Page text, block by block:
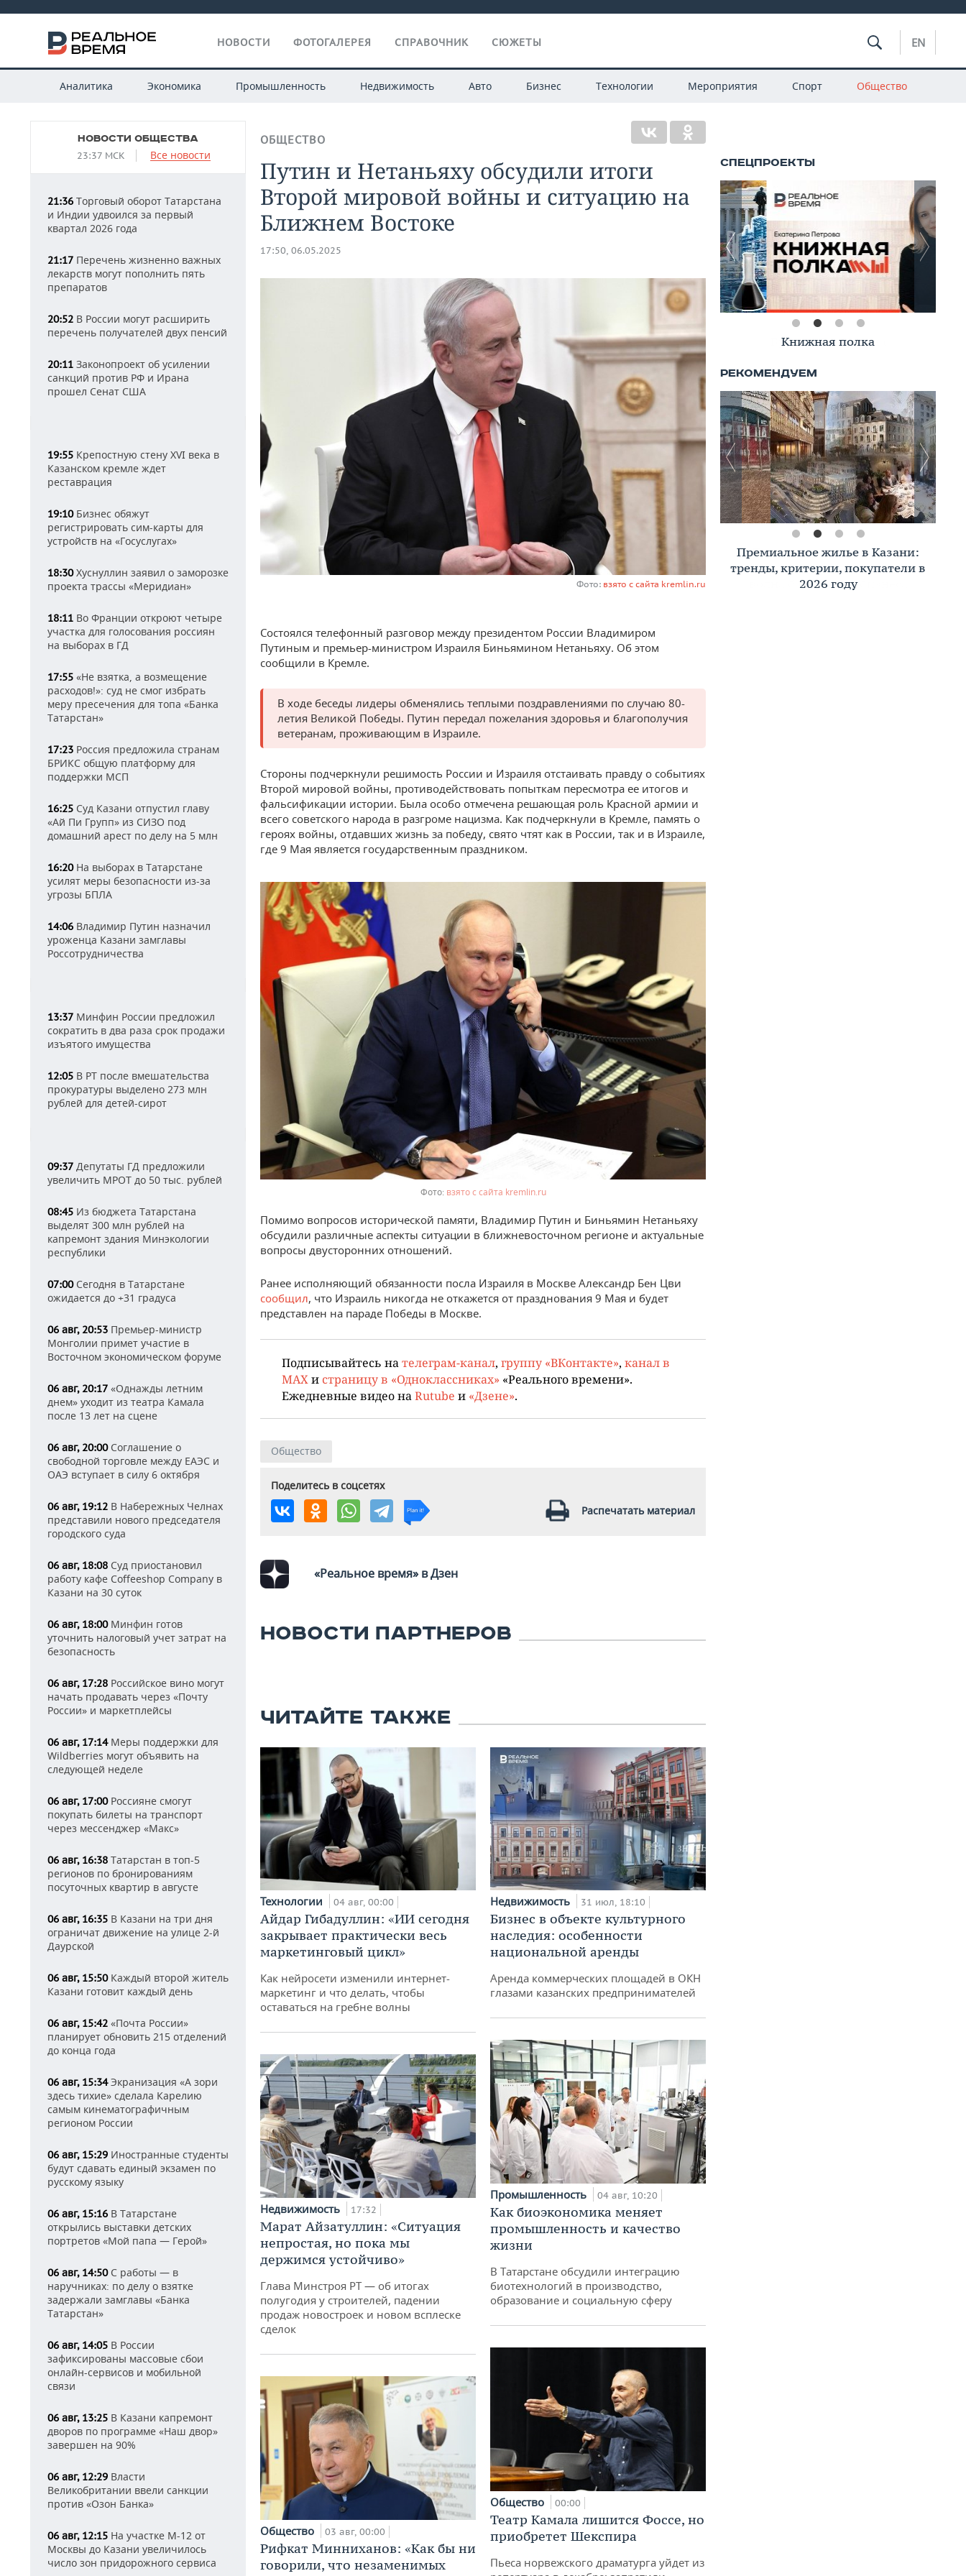
НОВОСТИ ФОТОГАЛЕРЕЯ СПРАВОЧНИК СЮЖЕТЫ EN
Аналитика Экономика Промышленность Недвижимость Авто Бизнес Технологии Мероприятия Спорт Общество
НОВОСТИ ОБЩЕСТВА
23:37 МСК Все новости
21:36 Торговый оборот Татарстана
и Индии удвоился за первый
квартал 2026 года
21:17 Перечень жизненно важных
лекарств могут пополнить пять
препаратов
20:52 В России могут расширить
перечень получателей двух пенсий
20:11 Законопроект об усилении
санкций против РФ и Ирана
прошел Сенат США
19:55 Крепостную стену XVI века в
Казанском кремле ждет
реставрация
19:10Бизнес обяжут
регистрировать сим-карты для
устройств на «Госуслугах»
18:30Хуснуллин заявил о заморозке
проекта трассы «Меридиан»
18:11 Во Франции откроют четыре
участка для голосования россиян
на выборах в ГД
17:55 «Не взятка, а возмещение
расходов!»: суд не смог избрать
меру пресечения для топа «Банка
Татарстан»
17:23 Россия предложила странам
БРИКС общую платформу для
поддержки МСП
16:25 Суд Казани отпустил главу
«Ай Пи Групп» из СИЗО под
домашний арест по делу на 5 млн
16:20На выборах в Татарстане
усилят меры безопасности из-за
угрозы БПЛА
14:06 Владимир Путин назначил
уроженца Казани замглавы
Россотрудничества
13:37 Минфин России предложил
сократить в два раза срок продажи
изъятого имущества
12:05 В РТ после вмешательства
прокуратуры выделено 273 млн
рублей для детей-сирот
09:37 Депутаты ГД предложили
увеличить МРОТ до 50 тыс. рублей
08:45 Из бюджета Татарстана
выделят 300 млн рублей на
капремонт здания Минэкологии
республики
07:00Сегодня в Татарстане
ожидается до +31 градуса
06 авг, 20:53 Премьер-министр
Монголии примет участие в
Восточном экономическом форуме
06 авг, 20:17 «Однажды летним
днем» уходит из театра Камала
после 13 лет на сцене
06 авг, 20:00Соглашение о
свободной торговле между ЕАЭС и
ОАЭ вступает в силу 6 октября
06 авг, 19:12 В Набережных Челнах
представили нового председателя
городского суда
06 авг, 18:08 Суд приостановил
работу кафе Coffeeshop Company в
Казани на 30 суток
06 авг, 18:00Минфин готов
уточнить налоговый учет затрат на
безопасность
06 авг, 17:28 Российское вино могут
начать продавать через «Почту
России» и маркетплейсы
06 авг, 17:14Меры поддержки для
Wildberries могут объявить на
следующей неделе
06 авг, 17:00Россияне смогут
покупать билеты на транспорт
через мессенджер «Макс»
06 авг, 16:38 Татарстан в топ-5
регионов по бронированиям
посуточных квартир в августе
06 авг, 16:35 В Казани на три дня
ограничат движение на улице 2-й
Даурской
06 авг, 15:50Каждый второй житель
Казани готовит каждый день
06 авг, 15:42 «Почта России»
планирует обновить 215 отделений
до конца года
06 авг, 15:34Экранизация «А зори
здесь тихие» сделала Карелию
самым кинематографичным
регионом России
06 авг, 15:29 Иностранные студенты
будут сдавать единый экзамен по
русскому языку
06 авг, 15:16 В Татарстане
открылись выставки детских
портретов «Мой папа — Герой»
06 авг, 14:50С работы — в
наручниках: по делу о взятке
задержали замглавы «Банка
Татарстан»
06 авг, 14:05 В России
зафиксированы массовые сбои
онлайн-сервисов и мобильной
связи
06 авг, 13:25 В Казани капремонт
дворов по программе «Наш двор»
завершен на 90%
06 авг, 12:29 Власти
Великобритании ввели санкции
против «Озон Банка»
06 авг, 12:15 На участке М-12 от
Москвы до Казани увеличилось
число зон придорожного сервиса
ОБЩЕСТВО
Путин и Нетаньяху обсудили итоги
Второй мировой войны и ситуацию на
Ближнем Востоке
17:50, 06.05.2025
Фото: взято с сайта kremlin.ru
Состоялся телефонный разговор между президентом России Владимиром
Путиным и премьер-министром Израиля Биньямином Нетаньяху. Об этом
сообщили в Кремле.
В ходе беседы лидеры обменялись теплыми поздравлениями по случаю 80-
летия Великой Победы. Путин передал пожелания здоровья и благополучия
ветеранам, проживающим в Израиле.
Стороны подчеркнули решимость России и Израиля отстаивать правду о событиях
Второй мировой войны, противодействовать попыткам пересмотра ее итогов и
фальсификации истории. Была особо отмечена решающая роль Красной армии и
всего советского народа в разгроме нацизма. Как подчеркнули в Кремле, память о
героях войны, отдавших жизнь за победу, свято чтят как в России, так и в Израиле,
где 9 Мая является государственным праздником.
взято с сайта kremlin.ru
Помимо вопросов исторической памяти, Владимир Путин и Биньямин Нетаньяху
обсудили различные аспекты ситуации в ближневосточном регионе и актуальные
вопросы двусторонних отношений.
Ранее исполняющий обязанности посла Израиля в Москве Александр Бен Цви
сообщил, что Израиль никогда не откажется от празднования 9 Мая и будет
представлен на параде Победы в Москве.
Подписывайтесь на телеграм-канал, группу «ВКонтакте», канал в
MAX и страницу в «Одноклассниках» «Реального времени».
Ежедневные видео на Rutube и «Дзене».
Общество
Поделитесь в соцсетях
Распечатать материал
«Реальное время» в Дзен
НОВОСТИ ПАРТНЕРОВ
ЧИТАЙТЕ ТАКЖЕ
Технологии 04 авг, 00:00
Айдар Гибадуллин: «ИИ сегодня
закрывает практически весь
маркетинговый цикл»
Как нейросети изменили интернет-
маркетинг и что делать, чтобы
оставаться на гребне волны
Недвижимость 17:32
Марат Айзатуллин: «Ситуация
непростая, но пока мы
держимся устойчиво»
Глава Минстроя РТ — об итогах
полугодия у строителей, падении
продаж новостроек и новом всплеске
сделок
Общество 03 авг, 00:00
Рифкат Минниханов: «Как бы ни
говорили, что незаменимых
Недвижимость 31 июл, 18:10
Бизнес в объекте культурного
наследия: особенности
национальной аренды
Аренда коммерческих площадей в ОКН
глазами казанских предпринимателей
Промышленность 04 авг, 10:20
Как биоэкономика меняет
промышленность и качество
жизни
В Татарстане обсудили интеграцию
биотехнологий в производство,
образование и социальную сферу
Общество 00:00
Театр Камала лишится Фоссе, но
приобретет Шекспира
Пьеса норвежского драматурга уйдет из
Книжная полка
Премиальное жилье в Казани:
тренды, критерии, покупатели в
2026 году